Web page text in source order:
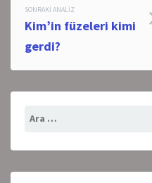
Post
navigation
SONRAKI ANALIZ
Kim’in füzeleri kimi
gerdi?